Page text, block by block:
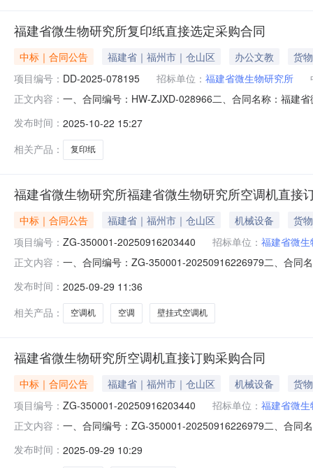
福建省微生物研究所复印纸直接选定采购合同
中标｜合同公告 福建省｜福州市｜仓山区 办公文教
货物
项目编号： DD-2025-078195 招标单位： 福建省微生物研究所
正文内容： 一、合同编号：HW-ZJXD-028966二、合同名称：福建
址：福建省福州市鼓楼区水部街道五一北路186号利嘉大
发布时间： 2025-10-22 15:27
相关产品：
复印纸
福建省微生物研究所福建省微生物研究所空调机直接
中标｜合同公告 福建省｜福州市｜仓山区 机械设备
货物
项目编号： ZG-350001-20250916203440 招标单位： 福建省微
正文内容： 一、合同编号：ZG-350001-20250916226979二、合同
地址：福建省福州市鼓楼区水部街道五一北路186号利嘉
发布时间： 2025-09-29 11:36
相关产品：
空调机 空调 壁挂式空调机
福建省微生物研究所空调机直接订购采购合同
中标｜合同公告 福建省｜福州市｜仓山区 机械设备
货物
项目编号： ZG-350001-20250916203440 招标单位： 福建省微
正文内容： 一、合同编号：ZG-350001-20250916226979二、合同
限公司地址：福建省福州市鼓楼区水部街道五一北路186
发布时间： 2025-09-29 10:29